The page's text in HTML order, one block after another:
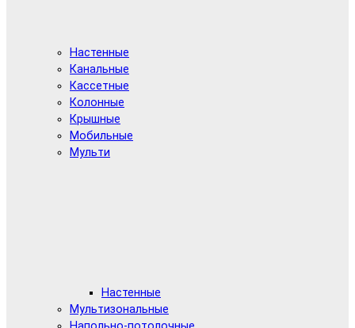
Настенные
Канальные
Кассетные
Колонные
Крышные
Мобильные
Мульти
Настенные
Мультизональные